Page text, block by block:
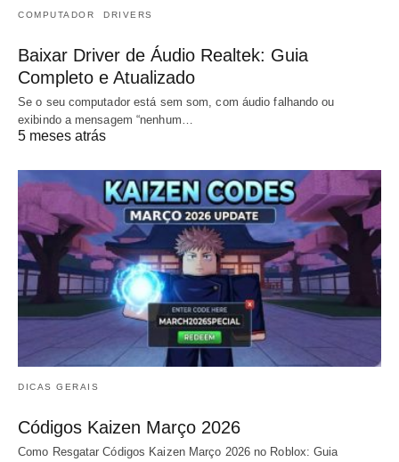
COMPUTADOR DRIVERS
Baixar Driver de Áudio Realtek: Guia
Completo e Atualizado
Se o seu computador está sem som, com áudio falhando ou
exibindo a mensagem “nenhum…
5 meses atrás
DICAS GERAIS
Códigos Kaizen Março 2026
Como Resgatar Códigos Kaizen Março 2026 no Roblox: Guia